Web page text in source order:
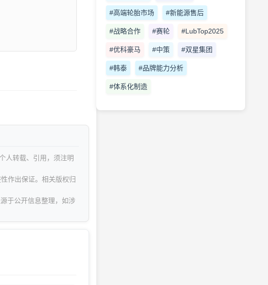
人转载、引用，须注明
作出保证。相关版权归
于公开信息整理，如涉
#高端轮胎市场 #新能源售后
#战略合作 #赛轮 #LubTop2025
#优科豪马 #中策 #双星集团
#韩泰 #品牌能力分析
#体系化制造